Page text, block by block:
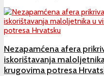
Nezapamćena afera
iskorištavanja
krugovima potresa